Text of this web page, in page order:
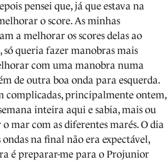
pensei que, já que estava na
o score. As minhas
a melhorar os scores delas ao
só queria fazer manobras mais
com uma manobra numa
de outra boa onda para esquerda.
complicadas, principalmente ontem,
inteira aqui e sabia, mais ou
mar com as diferentes marés. O dia
ondas na final não era expectável,
é preparar-me para o Projunior